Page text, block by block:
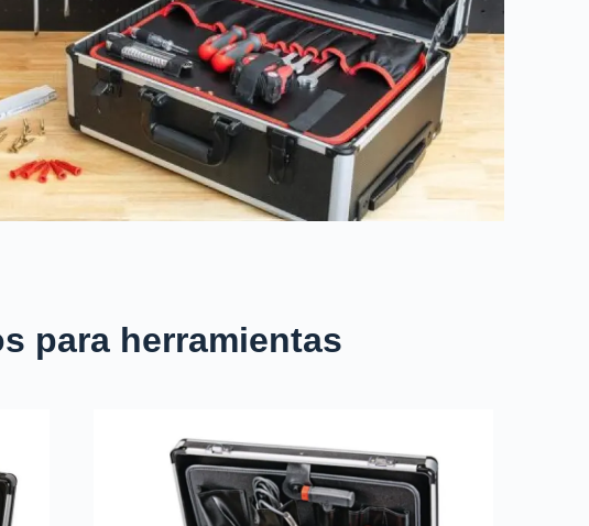
para herramientas